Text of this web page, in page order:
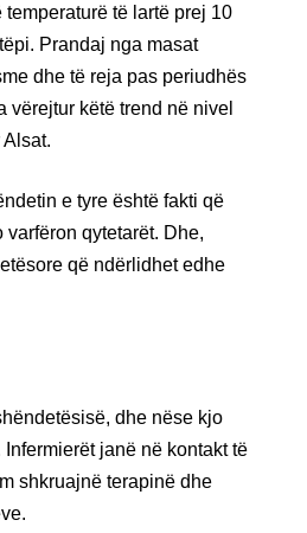
të lartë prej 10
Prandaj nga masat
dhe të reja pas periudhës
këtë trend në nivel
e tyre është fakti që
qytetarët. Dhe,
që ndërlidhet edhe
dhe nëse kjo
janë në kontakt të
shkruajnë terapinë dhe